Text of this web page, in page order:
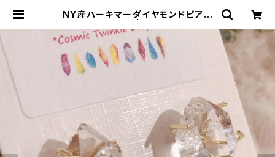
NY産ハーキマーダイヤモンドピアス
ル &天然石ジュエリー*Cosmic Tw
inkle Drops *